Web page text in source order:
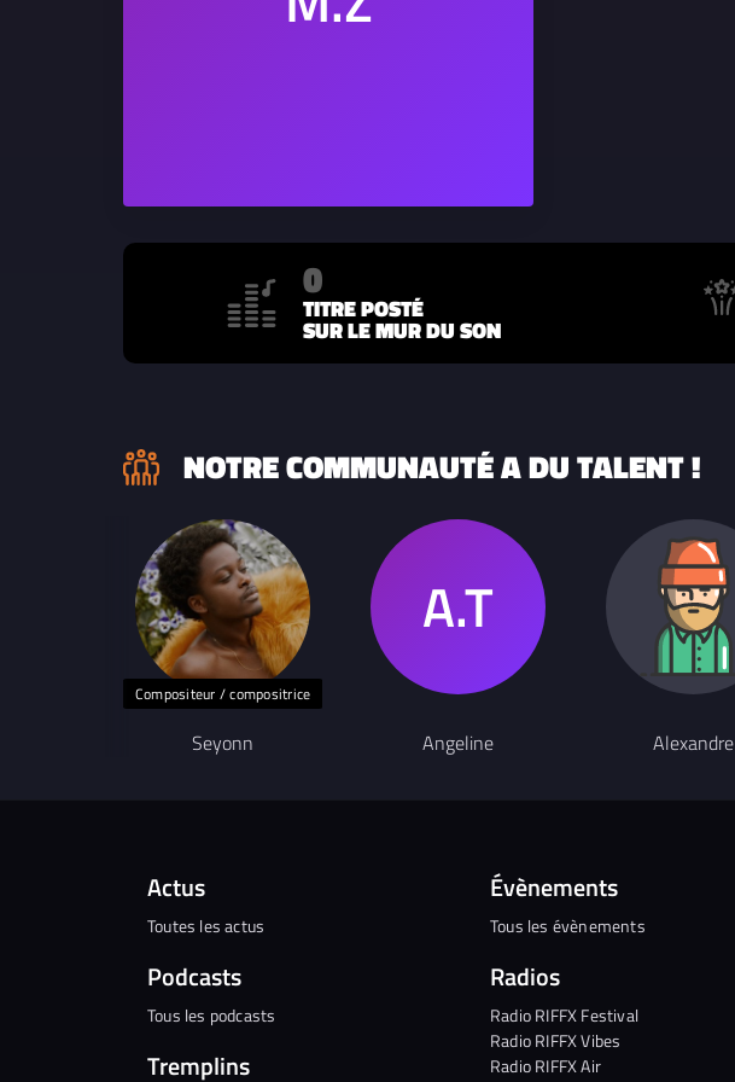
0
TITRE POSTÉ
SUR LE MUR DU SON
NOTRE COMMUNAUTÉ A DU TALENT !
Compositeur / compositrice
Seyonn Angeline Alexandre
Actus
Toutes les actus
Podcasts
Tous les podcasts
Tremplins
Évènements
Tous les évènements
Radios
Radio RIFFX Festival
Radio RIFFX Vibes
Radio RIFFX Air